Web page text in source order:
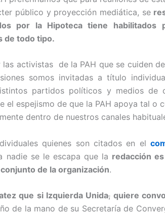
público y proyección mediática, se
por la Hipoteca tiene habilitados
de todo tipo.
activistas de la PAH que se cuiden
somos invitadas a título
partidos políticos y medios de
el espejismo de que la PAH apoya tal o
dentro de nuestros canales
quienes son citados en el
nadie se le escapa que la redacción
de la organización.
que si Izquierda Unida, quiere
de la mano de su Secretaría de